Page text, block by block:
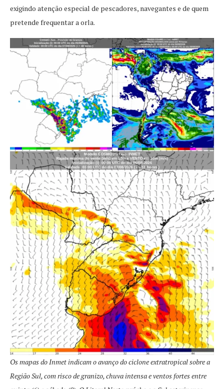
exigindo atenção especial de pescadores, navegantes e de quem
pretende frequentar a orla.
Os mapas do Inmet indicam o avanço do ciclone extratropical sobre a
Região Sul, com risco de granizo, chuva intensa e ventos fortes entre